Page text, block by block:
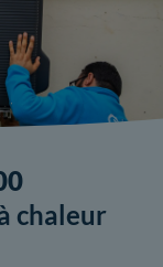
chaleur